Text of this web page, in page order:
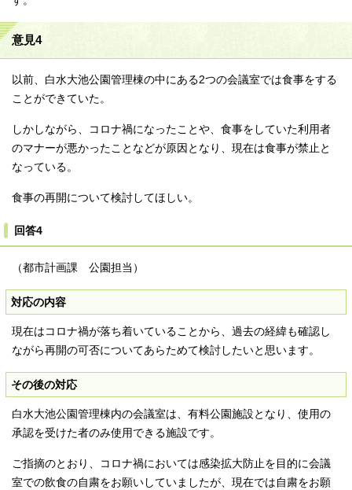
意見4
以前、白水大池公園管理棟の中にある2つの会議室では食事をする
ことができていた。
しかしながら、コロナ禍になったことや、食事をしていた利用者
のマナーが悪かったことなどが原因となり、現在は食事が禁止と
なっている。
食事の再開について検討してほしい。
回答4
（都市計画課 公園担当）
対応の内容
現在はコロナ禍が落ち着いていることから、過去の経緯も確認し
ながら再開の可否についてあらためて検討したいと思います。
その後の対応
白水大池公園管理棟内の会議室は、有料公園施設となり、使用の
承認を受けた者のみ使用できる施設です。
ご指摘のとおり、コロナ禍においては感染拡大防止を目的に会議
室での飲食の自粛をお願いしていましたが、現在では自粛をお願